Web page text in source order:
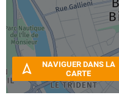
NAVIGUER DANS LA
CARTE